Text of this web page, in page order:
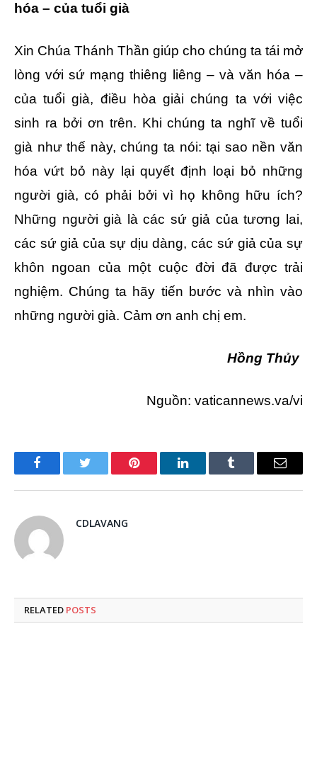
hóa – của tuổi già
Xin Chúa Thánh Thần giúp cho chúng ta tái mở
lòng với sứ mạng thiêng liêng – và văn hóa –
của tuổi già, điều hòa giải chúng ta với việc
sinh ra bởi ơn trên. Khi chúng ta nghĩ về tuổi
già như thế này, chúng ta nói: tại sao nền văn
hóa vứt bỏ này lại quyết định loại bỏ những
người già, có phải bởi vì họ không hữu ích?
Những người già là các sứ giả của tương lai,
các sứ giả của sự dịu dàng, các sứ giả của sự
khôn ngoan của một cuộc đời đã được trải
nghiệm. Chúng ta hãy tiến bước và nhìn vào
những người già. Cảm ơn anh chị em.
Hồng Thủy
Nguồn: vaticannews.va/vi
FacebookTwitter Pinterest LinkedInTumblr Email
CDLAVANG
RELATED POSTS